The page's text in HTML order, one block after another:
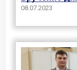
08.07.2023